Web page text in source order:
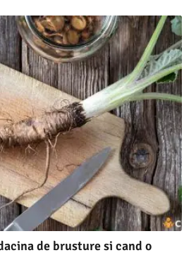
de brusture si cand o